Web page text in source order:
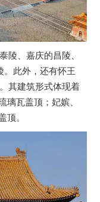
陵、嘉庆的昌陵、
。此外，还有怀王
其建筑形式体现着
璃瓦盖顶；妃嫔、
顶。